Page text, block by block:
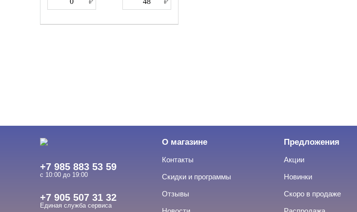
+7 985 883 53 59
с 10:00 до 19:00
+7 905 507 31 32
Единая служба сервиса
О магазине
Контакты
Скидки и программы
Отзывы
Предложения
Акции
Новинки
Скоро в продаже